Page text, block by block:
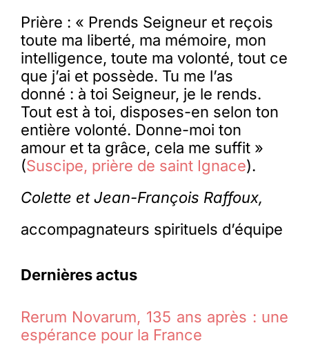
Prière : « Prends Seigneur et reçois
toute ma liberté, ma mémoire, mon
intelligence, toute ma volonté, tout ce
que j’ai et possède. Tu me l’as
donné : à toi Seigneur, je le rends.
Tout est à toi, disposes-en selon ton
entière volonté. Donne-moi ton
amour et ta grâce, cela me suffit »
(Suscipe, prière de saint Ignace).
Colette et Jean-François Raffoux,
accompagnateurs spirituels d’équipe
Dernières actus
Rerum Novarum, 135 ans après : une
espérance pour la France